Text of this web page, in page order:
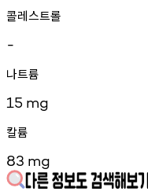
콜레스트롤
-
나트륨
15 mg
칼륨
83 mg